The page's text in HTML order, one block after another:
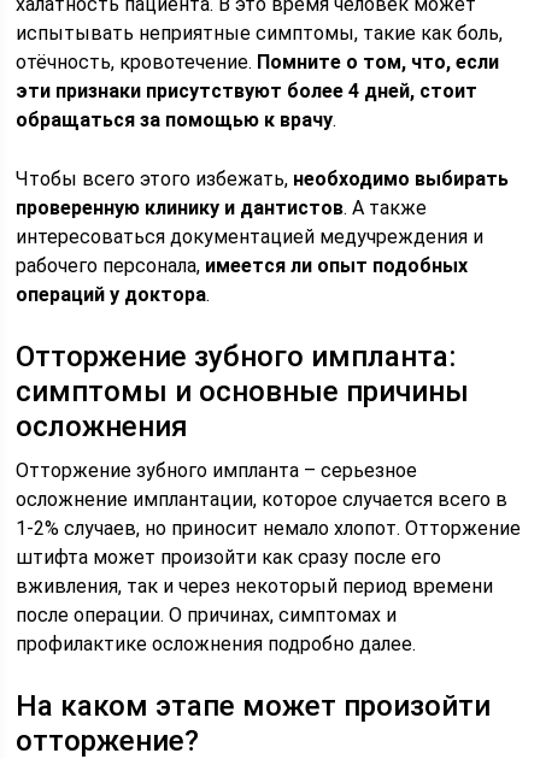
испытывать неприятные симптомы, такие как боль,
отёчность, кровотечение. Помните о том, что, если
эти признаки присутствуют более 4 дней, стоит
обращаться за помощью к врачу.
Чтобы всего этого избежать, необходимо выбирать
проверенную клинику и дантистов. А также
интересоваться документацией медучреждения и
рабочего персонала, имеется ли опыт подобных
операций у доктора.
Отторжение зубного импланта:
симптомы и основные причины
осложнения
Отторжение зубного импланта – серьезное
осложнение имплантации, которое случается всего в
1-2% случаев, но приносит немало хлопот. Отторжение
штифта может произойти как сразу после его
вживления, так и через некоторый период времени
после операции. О причинах, симптомах и
профилактике осложнения подробно далее.
На каком этапе может произойти
отторжение?